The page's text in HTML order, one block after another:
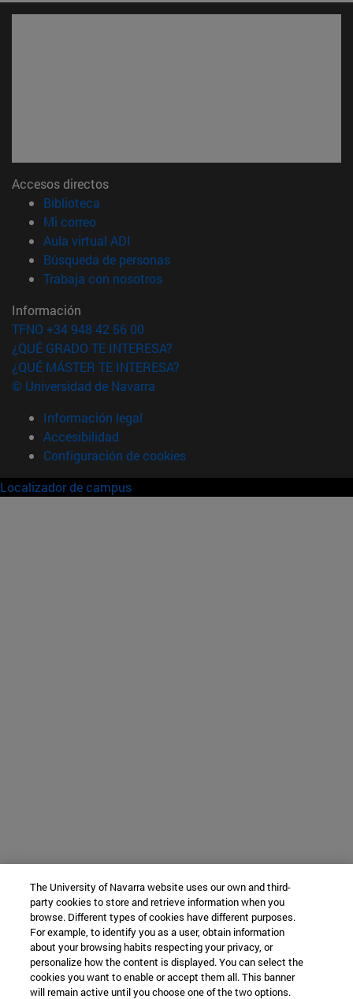
Accesos directos
Biblioteca
Mi correo(abre en nueva ventana)
Aula virtual ADI
Búsqueda de personas(abre en nueva ventana)
Trabaja con nosotros(abre en nueva ventana)
Información
TFNO +34 948 42 56 00
¿QUÉ GRADO TE INTERESA?
¿QUÉ MÁSTER TE INTERESA?
© Universidad de Navarra
Información legal
Accesibilidad
Configuración de cookies
Localizador de campus
The University of Navarra website uses our own and third-
party cookies to store and retrieve information when you
browse. Different types of cookies have different purposes.
For example, to identify you as a user, obtain information
about your browsing habits respecting your privacy, or
personalize how the content is displayed. You can select the
cookies you want to enable or accept them all. This banner
will remain active until you choose one of the two options.